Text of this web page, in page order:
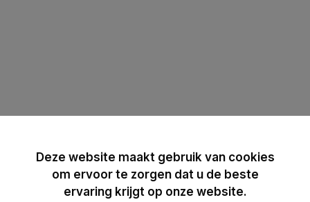
Deze website maakt gebruik van cookies
om ervoor te zorgen dat u de beste
ervaring krijgt op onze website.